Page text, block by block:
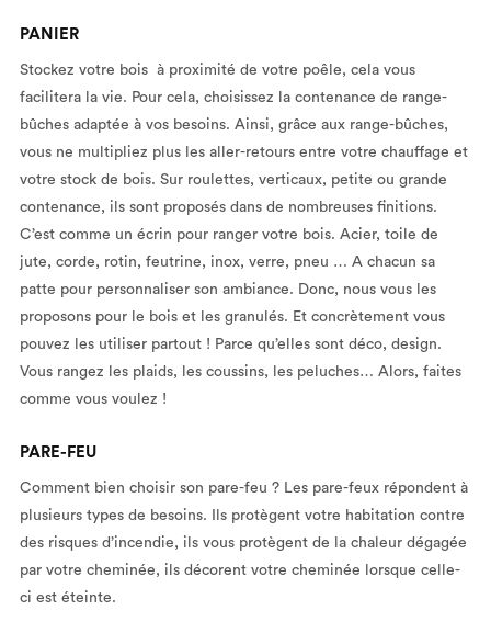
PANIER
Stockez votre bois à proximité de votre poêle, cela vous
facilitera la vie. Pour cela, choisissez la contenance de range-
bûches adaptée à vos besoins. Ainsi, grâce aux range-bûches,
vous ne multipliez plus les aller-retours entre votre chauffage et
votre stock de bois. Sur roulettes, verticaux, petite ou grande
contenance, ils sont proposés dans de nombreuses finitions.
C’est comme un écrin pour ranger votre bois. Acier, toile de
jute, corde, rotin, feutrine, inox, verre, pneu … A chacun sa
patte pour personnaliser son ambiance. Donc, nous vous les
proposons pour le bois et les granulés. Et concrètement vous
pouvez les utiliser partout ! Parce qu’elles sont déco, design.
Vous rangez les plaids, les coussins, les peluches… Alors, faites
comme vous voulez !
PARE-FEU
Comment bien choisir son pare-feu ? Les pare-feux répondent à
plusieurs types de besoins. Ils protègent votre habitation contre
des risques d’incendie, ils vous protègent de la chaleur dégagée
par votre cheminée, ils décorent votre cheminée lorsque celle-
ci est éteinte.